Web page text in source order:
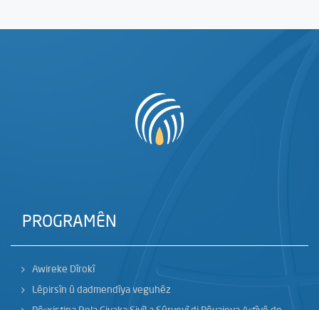
PROGRAMÊN
Awireke Dîrokî
Lêpirsîn û dadmendîya veguhêz